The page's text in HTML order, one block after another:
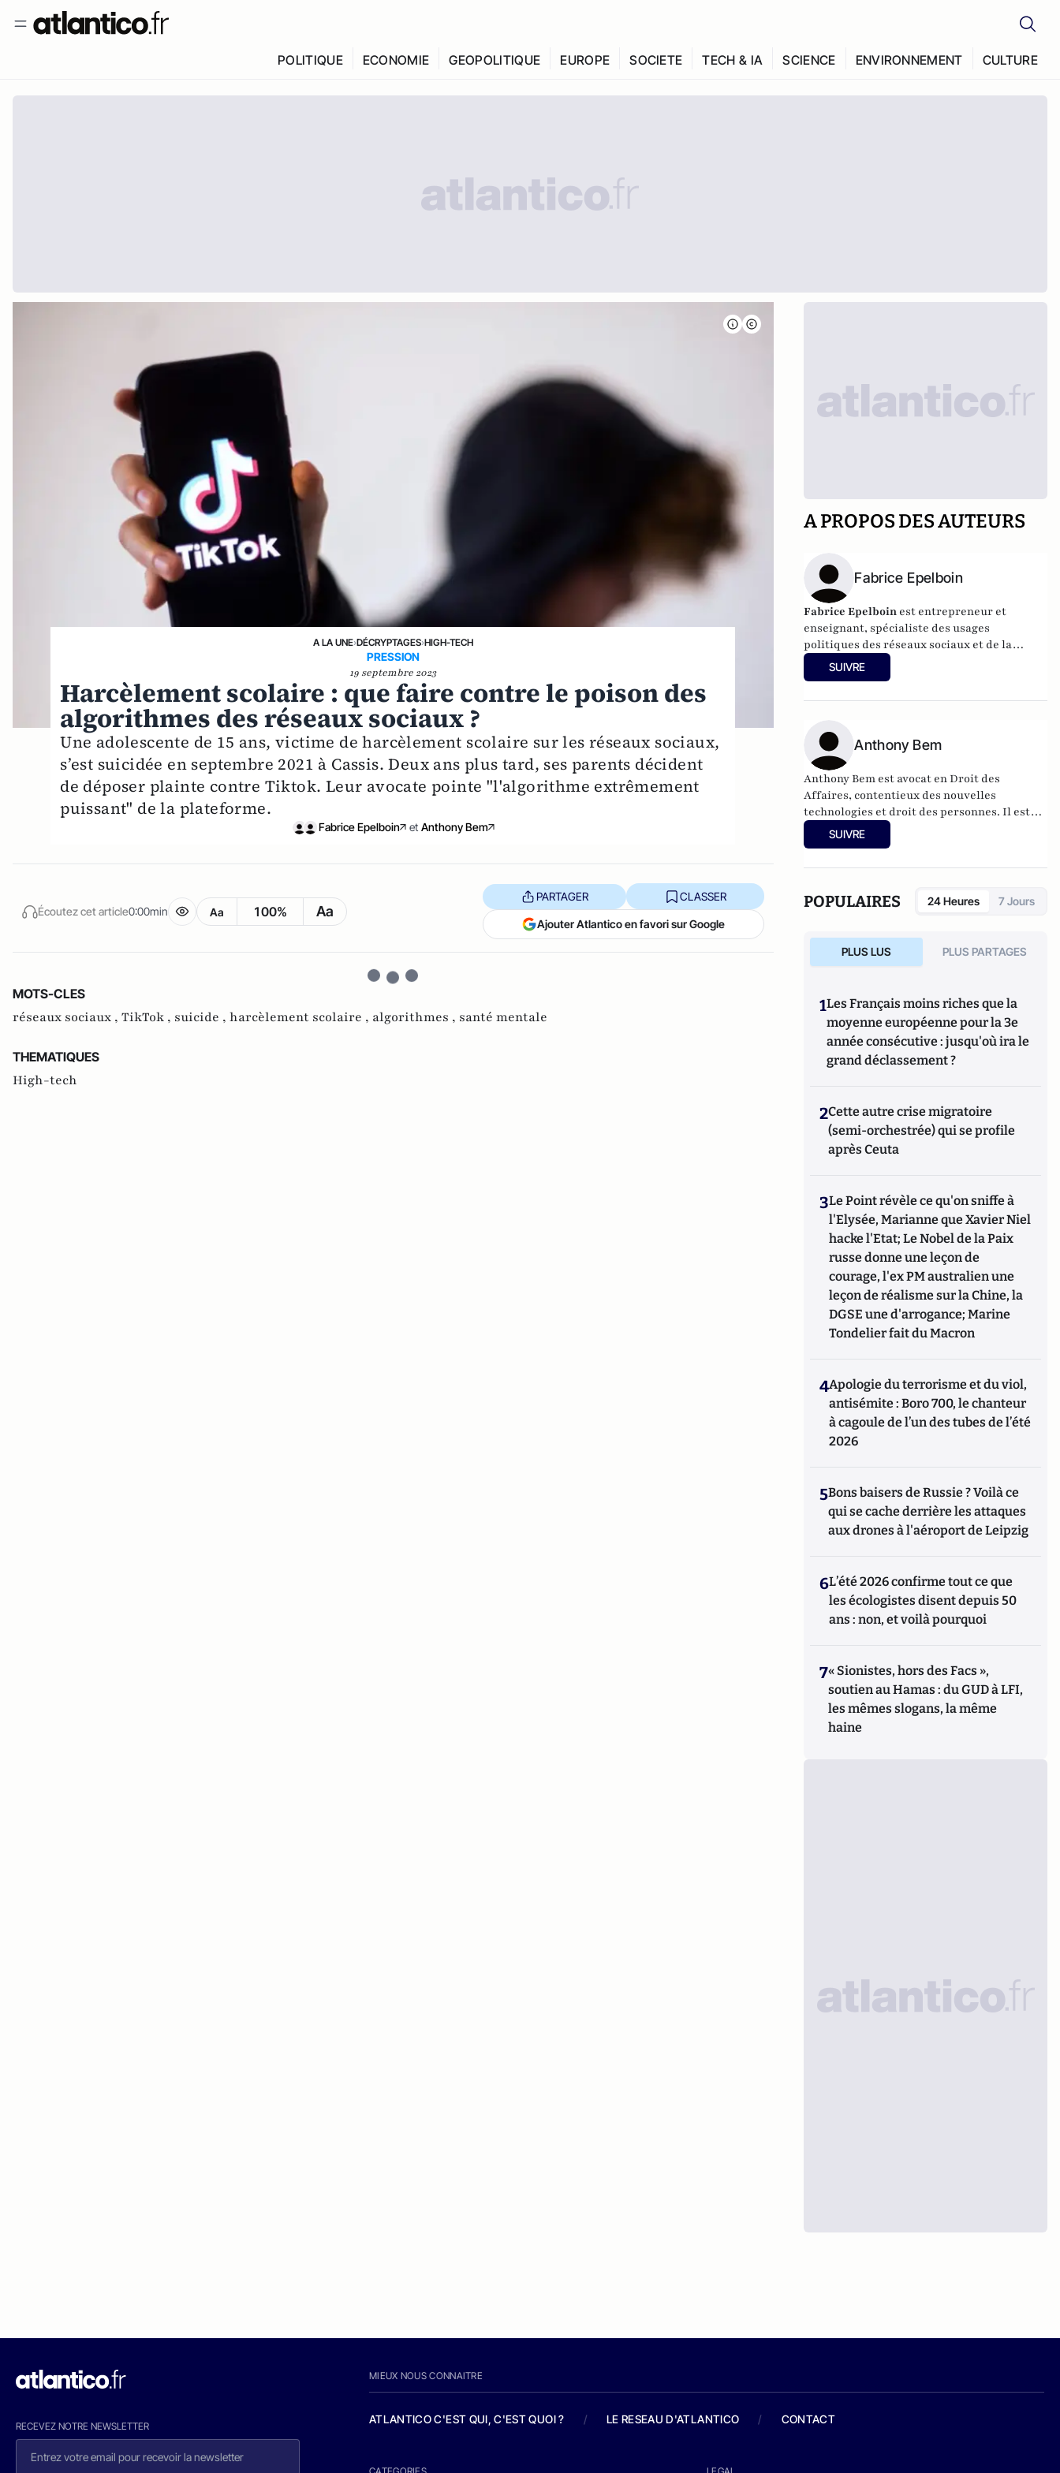
POLITIQUE ECONOMIE GEOPOLITIQUE EUROPE SOCIETE TECH & IA SCIENCE ENVIRONNEMENT CULTURE
A LA UNE›DÉCRYPTAGES›HIGH-TECH
PRESSION
19 septembre 2023
Harcèlement scolaire : que faire contre le poison des
algorithmes des réseaux sociaux ?
Une adolescente de 15 ans, victime de harcèlement scolaire sur les réseaux sociaux,
s’est suicidée en septembre 2021 à Cassis. Deux ans plus tard, ses parents décident
de déposer plainte contre Tiktok. Leur avocate pointe "l'algorithme extrêmement
puissant" de la plateforme.
Fabrice Epelboin et Anthony Bem
Écoutez cet article0:00min Aa 100% Aa
PARTAGER CLASSER
Ajouter Atlantico en favori sur Google
MOTS-CLES
réseaux sociaux , TikTok , suicide , harcèlement scolaire , algorithmes , santé mentale
THEMATIQUES
High-tech
A PROPOS DES AUTEURS
Fabrice Epelboin
Fabrice Epelboin est entrepreneur et
enseignant, spécialiste des usages
politiques des réseaux sociaux et de la
géopolitique du cyber.
SUIVRE
Anthony Bem
Anthony Bem est avocat en Droit des
Affaires, contentieux des nouvelles
technologies et droit des personnes. Il est
avocat au barreau de Paris et tient
également unblog
SUIVRE
POPULAIRES 24 Heures 7 Jours
PLUS LUS PLUS PARTAGES
1Les Français moins riches que la
moyenne européenne pour la 3e
année consécutive : jusqu'où ira le
grand déclassement ?
2Cette autre crise migratoire
(semi-orchestrée) qui se profile
après Ceuta
3Le Point révèle ce qu'on sniffe à
l'Elysée, Marianne que Xavier Niel
hacke l'Etat; Le Nobel de la Paix
russe donne une leçon de
courage, l'ex PM australien une
leçon de réalisme sur la Chine, la
DGSE une d'arrogance; Marine
Tondelier fait du Macron
4Apologie du terrorisme et du viol,
antisémite : Boro 700, le chanteur
à cagoule de l’un des tubes de l’été
2026
5Bons baisers de Russie ? Voilà ce
qui se cache derrière les attaques
aux drones à l'aéroport de Leipzig
6L’été 2026 confirme tout ce que
les écologistes disent depuis 50
ans : non, et voilà pourquoi
7« Sionistes, hors des Facs »,
soutien au Hamas : du GUD à LFI,
les mêmes slogans, la même
haine
RECEVEZ NOTRE NEWSLETTER
MIEUX NOUS CONNAITRE
ATLANTICO C'EST QUI, C'EST QUOI ? / LE RESEAU D'ATLANTICO / CONTACT